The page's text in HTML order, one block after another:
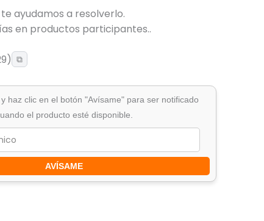
ayudamos a resolverlo.
en productos participantes..
⧉
haz clic en el botón "Avísame" para ser notificado
el producto esté disponible.
AVÍSAME